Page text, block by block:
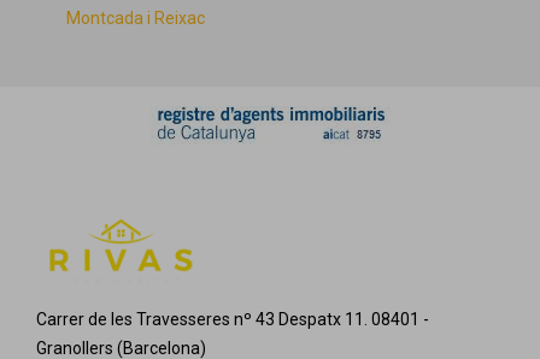
Montcada i Reixac
Carrer de les Travesseres nº 43 Despatx 11. 08401 -
Granollers (Barcelona)